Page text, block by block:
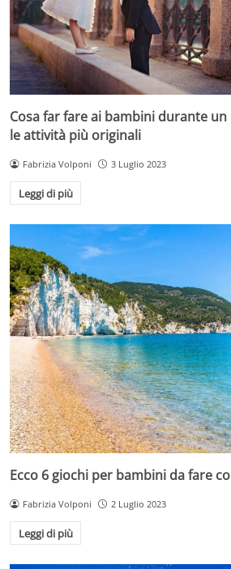
Cosa far fare ai bambini durante
le attività più originali
Fabrizia Volponi 3 Luglio 2023
Leggi di più
Ecco 6 giochi per bambini da fare
Fabrizia Volponi 2 Luglio 2023
Leggi di più